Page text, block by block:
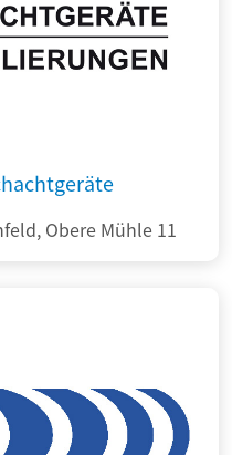
Obere Mühle 11